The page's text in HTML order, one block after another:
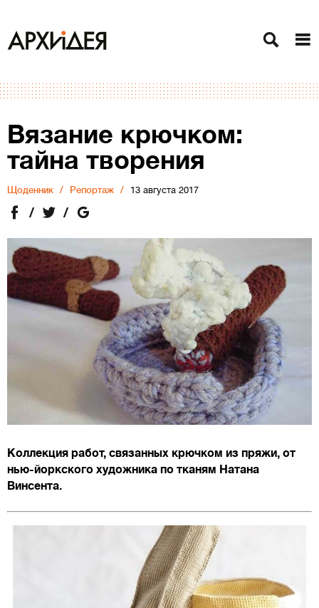
Вязание крючком:
тайна творения
Щоденник Репортаж 13 августа 2017
Коллекция работ, связанных крючком из пряжи, от
нью-йоркского художника по тканям Натана
Винсента.